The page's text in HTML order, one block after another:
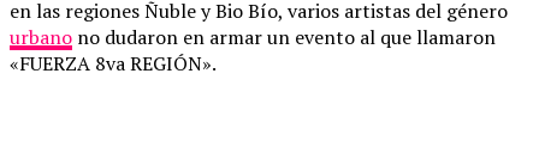
en las regiones Ñuble y Bio Bío, varios artistas del género
urbano no dudaron en armar un evento al que llamaron
«FUERZA 8va REGIÓN».